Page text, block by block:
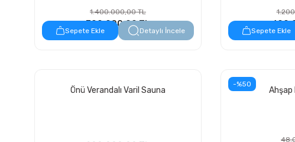
1.400.000,00 TL
700.000,00 TL
Sepete Ekle Detaylı İncele Sepete Ekle
Önü Verandalı Varil Sauna
-%50
Ahşap